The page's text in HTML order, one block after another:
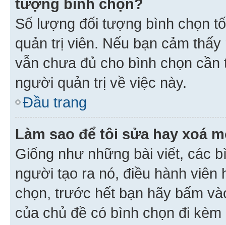
tượng bình chọn?
Số lượng đối tượng bình chọn
quản trị viên. Nếu bạn cảm
vẫn chưa đủ cho bình chọn
người quản trị về việc này.
Đầu trang
Làm sao để tôi sửa hay xoá
Giống như những bài viết, các
người tạo ra nó, điều hành
chọn, trước hết bạn hãy bấm
của chủ đề có bình chọn đi